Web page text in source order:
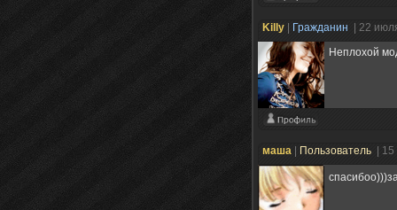
Killy Гражданин
| 22
Неплохой
маша Пользователь |